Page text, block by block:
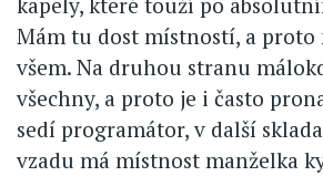
Mám tu dost místností, a
všem. Na druhou stranu
všechny, a proto je i často
sedí programátor, v další
vzadu má místnost manželka